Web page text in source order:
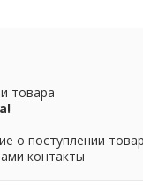
товара
о поступлении
контакты